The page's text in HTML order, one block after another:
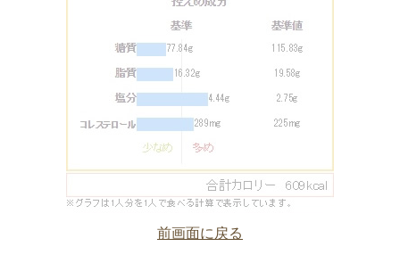
前画面に戻る